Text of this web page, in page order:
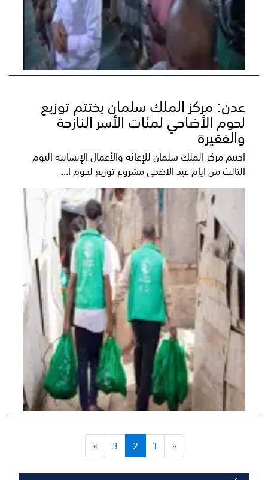
عدن: مركز الملك سلمان يختتم توزيع
لحوم الأضاحي لمئات الأسر النازحة
والفقيرة
اختتم مركز الملك سلمان للإغاثة والأعمال الإنسانية اليوم
الثالث من ايام عيد الاضحى مشروع توزيع لحوم ا...
«
1
2
3
»